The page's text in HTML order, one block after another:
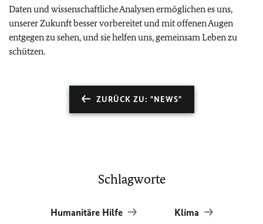
Daten und wissenschaftliche Analysen ermöglichen es uns,
unserer Zukunft besser vorbereitet und mit offenen Augen
entgegen zu sehen, und sie helfen uns, gemeinsam Leben zu
schützen.
ZURÜCK ZU: "NEWS"
Schlagworte
Humanitäre Hilfe Klima